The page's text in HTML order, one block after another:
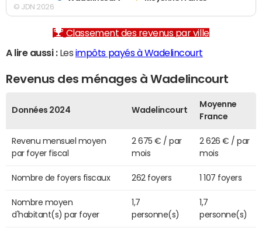
© JDN 2026
Classement des revenus par ville
A lire aussi :Les impôts payés à Wadelincourt
Revenus des ménages à Wadelincourt
Données 2024 Wadelincourt
Moyenne
France
Revenu mensuel moyen
par foyer fiscal
2 675 € / par
mois
2 626 € / par
mois
Nombre de foyers fiscaux 262 foyers 1 107 foyers
Nombre moyen
d'habitant(s) par foyer
1,7
personne(s)
1,7
personne(s)